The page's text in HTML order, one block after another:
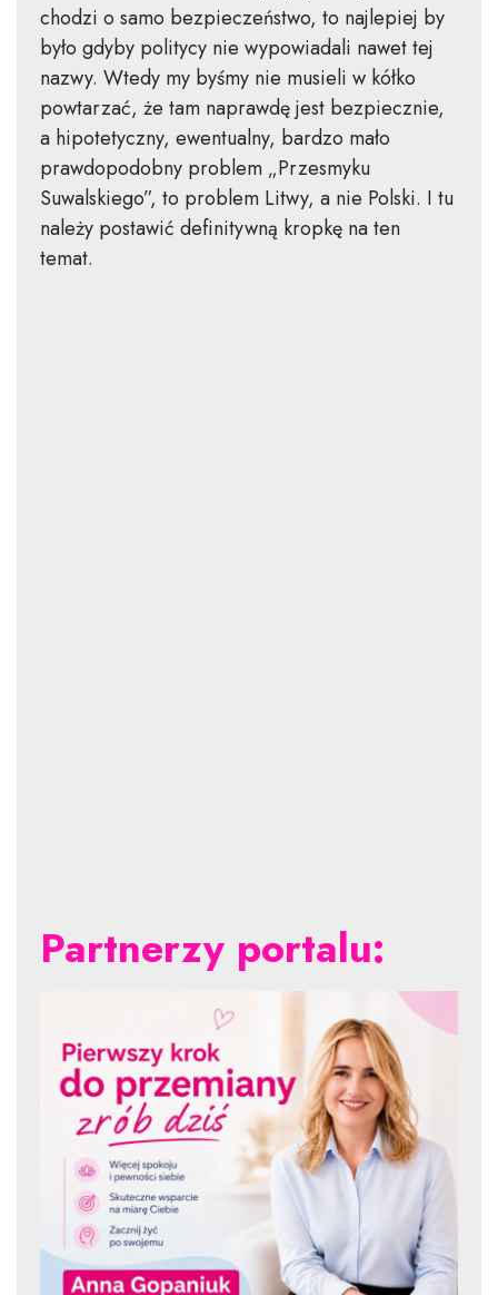
chodzi o samo bezpieczeństwo, to najlepiej by
było gdyby politycy nie wypowiadali nawet tej
nazwy. Wtedy my byśmy nie musieli w kółko
powtarzać, że tam naprawdę jest bezpiecznie,
a hipotetyczny, ewentualny, bardzo mało
prawdopodobny problem „Przesmyku
Suwalskiego”, to problem Litwy, a nie Polski. I tu
należy postawić definitywną kropkę na ten
temat.
Partnerzy portalu: